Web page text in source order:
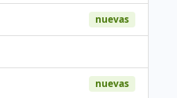
nuevas
nuevas